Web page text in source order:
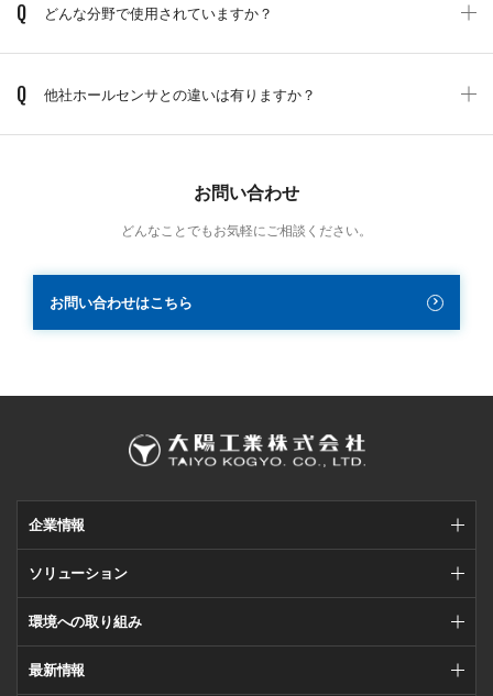
Q どんな分野で使用されていますか？
Q 他社ホールセンサとの違いは有りますか？
お問い合わせ
どんなことでもお気軽にご相談ください。
お問い合わせはこちら
企業情報
ソリューション
環境への取り組み
最新情報